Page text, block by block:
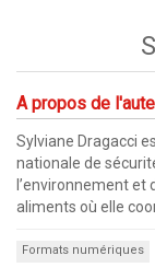
A propos de
Sylviane Dragacci
nationale de
l’environnement et
aliments où elle
Formats numériques